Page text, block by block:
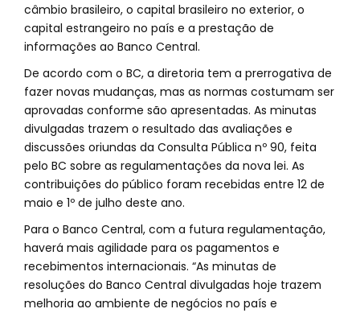
câmbio brasileiro, o capital brasileiro no exterior, o
capital estrangeiro no país e a prestação de
informações ao Banco Central.
De acordo com o BC, a diretoria tem a prerrogativa de
fazer novas mudanças, mas as normas costumam ser
aprovadas conforme são apresentadas. As minutas
divulgadas trazem o resultado das avaliações e
discussões oriundas da Consulta Pública nº 90, feita
pelo BC sobre as regulamentações da nova lei. As
contribuições do público foram recebidas entre 12 de
maio e 1º de julho deste ano.
Para o Banco Central, com a futura regulamentação,
haverá mais agilidade para os pagamentos e
recebimentos internacionais. “As minutas de
resoluções do Banco Central divulgadas hoje trazem
melhoria ao ambiente de negócios no país e